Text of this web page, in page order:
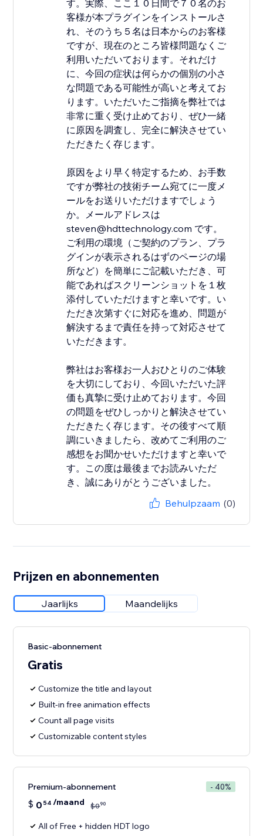
す。実際、ここ１０日間で７０名のお
客様が本プラグインをインストールさ
れ、そのうち５名は日本からのお客様
ですが、現在のところ皆様問題なくご
利用いただいております。それだけ
に、今回の症状は何らかの個別の小さ
な問題である可能性が高いと考えてお
ります。いただいたご指摘を弊社では
非常に重く受け止めており、ぜひ一緒
に原因を調査し、完全に解決させてい
ただきたく存じます。
原因をより早く特定するため、お手数
ですが弊社の技術チーム宛てに一度メ
ールをお送りいただけますでしょう
か。メールアドレスは
steven@hdttechnology.com です。
ご利用の環境（ご契約のプラン、プラ
グインが表示されるはずのページの場
所など）を簡単にご記載いただき、可
能であればスクリーンショットを１枚
添付していただけますと幸いです。い
ただき次第すぐに対応を進め、問題が
解決するまで責任を持って対応させて
いただきます。
弊社はお客様お一人おひとりのご体験
を大切にしており、今回いただいた評
価も真摯に受け止めております。今回
の問題をぜひしっかりと解決させてい
ただきたく存じます。その後すべて順
調にいきましたら、改めてご利用のご
感想をお聞かせいただけますと幸いで
す。この度は最後までお読みいただ
き、誠にありがとうございました。
Behulpzaam (0)
Prijzen en abonnementen
Jaarlijks Maandelijks
Basic-abonnement
Gratis
Customize the title and layout
Built-in free animation effects
Count all page visits
Customizable content styles
Premium-abonnement - 40%
$ 0 54 /maand $090
All of Free + hidden HDT logo